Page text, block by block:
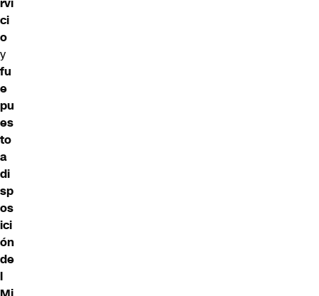
ci
o
y
fu
e
pu
es
to
a
di
sp
os
ici
ón
de
l